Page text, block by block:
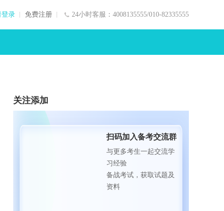
24小时客服：4008135555/010-82335555
录 免费注册
关注添加
扫码加入备考交流群
与更多考生一起交流学
习经验
备战考试，获取试题及
资料